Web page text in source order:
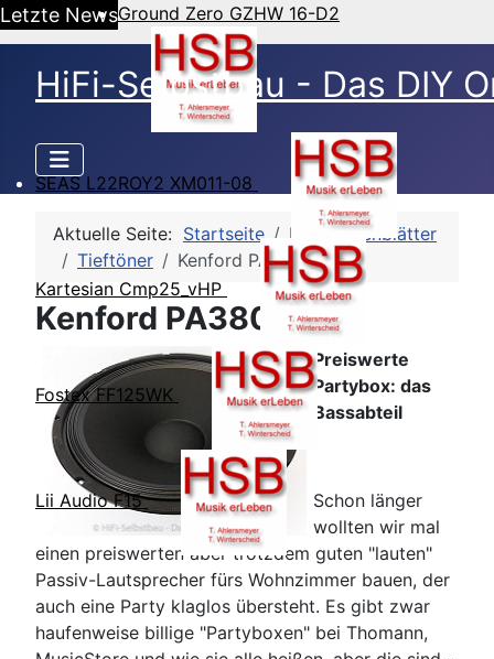
Letzte NewsGround Zero GZHW 16-D2
SEAS L22ROY2 XM011-08
Kartesian Cmp25_vHP
Fostex FF125WK
Lii Audio F15
HiFi-Selbstbau - Das DIY
Aktuelle Seite: Startseite
HSB-Datenblätter
Tieftöner
Kenford PA380
Kenford PA380 - TSP
Preiswerte
Partybox: das
Bassabteil
Schon länger
wollten wir mal
einen preiswerten aber trotzdem guten "lauten"
Passiv-Lautsprecher fürs Wohnzimmer bauen, der
auch eine Party klaglos übersteht. Es gibt zwar
haufenweise billige "Partyboxen" bei Thomann,